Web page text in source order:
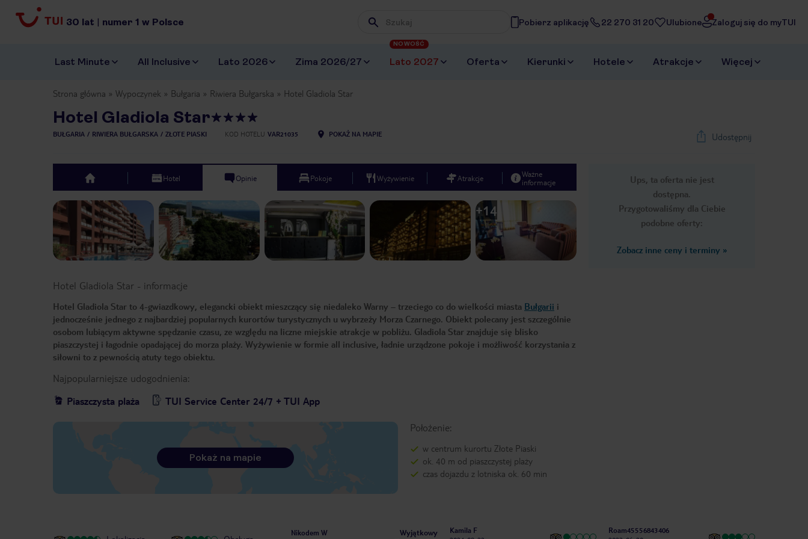
30 lat | numer 1 w Polsce Wpisz frazę, której szukasz
Pobierz aplikację 22 270 31 20 Ulubione Zaloguj się do myTUI
Last Minute All Inclusive Lato 2026 Zima 2026/27 Lato 2027
NOWOŚĆ
Oferta Kierunki Hotele Atrakcje Więcej
Strona główna Wypoczynek Bułgaria Riwiera Bułgarska Hotel Gladiola Star
Hotel Gladiola Star
BUŁGARIA RIWIERA BUŁGARSKA ZŁOTE PIASKI KOD HOTELU VAR21035 POKAŻ NA MAPIE Udostępnij
Ups, ta oferta nie jest
dostępna.
Przygotowaliśmy dla Ciebie
podobne oferty:
Zobacz inne ceny i terminy »
top Hotel Opinie Pokoje Wyżywienie Atrakcje
Ważne
informacje
Previous slide
1/20
+14
Hotel Gladiola Star - informacje
Hotel Gladiola Star to 4-gwiazdkowy, elegancki obiekt mieszczący się niedaleko Warny – trzeciego co do wielkości miasta Bułgarii i
jednocześnie jednego z najbardziej popularnych kurortów turystycznych u wybrzeży Morza Czarnego. Obiekt polecany jest szczególnie
osobom lubiącym aktywne spędzanie czasu, ze względu na liczne miejskie atrakcje w pobliżu. Gladiola Star znajduje się blisko
piaszczystej i łagodnie opadającej do morza plaży. Wyżywienie w formie all inclusive, ładnie urządzone pokoje i możliwość korzystania z
siłowni to z pewnością atuty tego obiektu.
Najpopularniejsze udogodnienia:
Piaszczysta plaża
TUI Service Center 24/7 + TUI App
Położenie:
w centrum kurortu Złote Piaski
ok. 40 m od piaszczystej plaży
czas dojazdu z lotniska ok. 60 min
Pokaż na mapie
Nikodem W
Wyjątkowy
Kamila F
Roam45556843406